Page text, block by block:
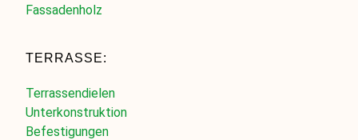
Fassadenholz
TERRASSE:
Terrassendielen
Unterkonstruktion
Befestigungen